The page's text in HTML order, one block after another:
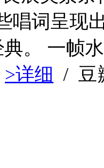
词呈现
典。 一帧
>详细 / 豆